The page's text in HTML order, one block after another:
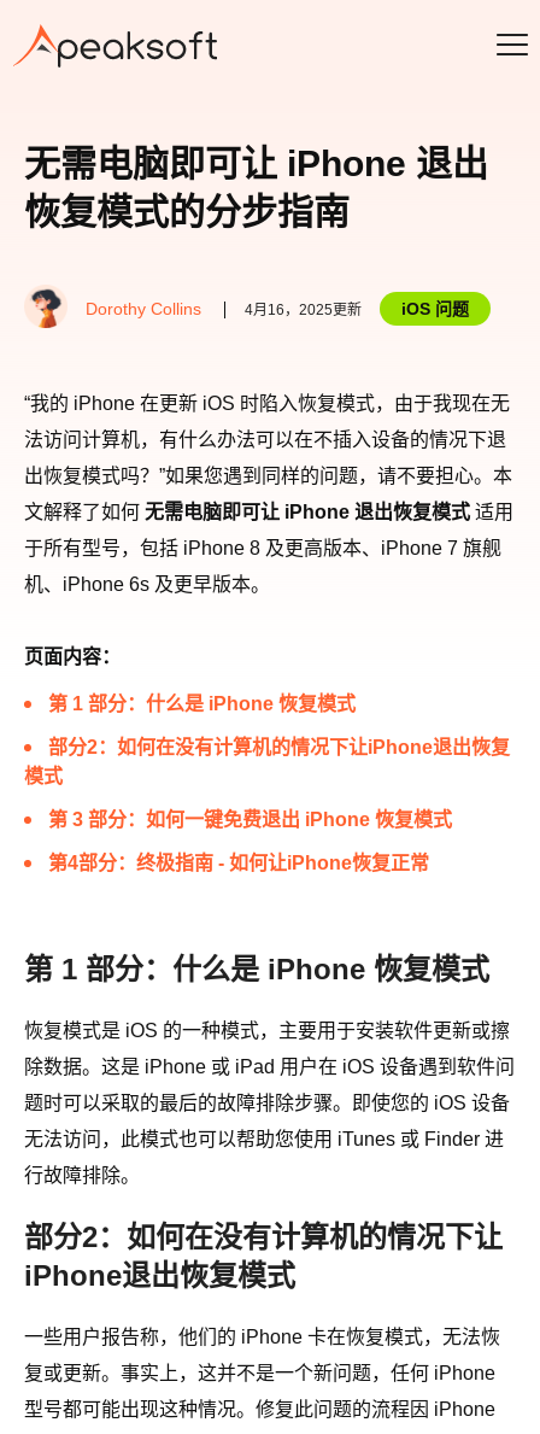
无需电脑即可让 iPhone 退出
恢复模式的分步指南
Dorothy Collins 4月16，2025更新 iOS 问题
“我的 iPhone 在更新 iOS 时陷入恢复模式，由于我现在无
法访问计算机，有什么办法可以在不插入设备的情况下退
出恢复模式吗？”如果您遇到同样的问题，请不要担心。本
文解释了如何 无需电脑即可让 iPhone 退出恢复模式 适用
于所有型号，包括 iPhone 8 及更高版本、iPhone 7 旗舰
机、iPhone 6s 及更早版本。
页面内容：
第 1 部分：什么是 iPhone 恢复模式
部分2：如何在没有计算机的情况下让iPhone退出恢复
模式
第 3 部分：如何一键免费退出 iPhone 恢复模式
第4部分：终极指南 - 如何让iPhone恢复正常
第 1 部分：什么是 iPhone 恢复模式
恢复模式是 iOS 的一种模式，主要用于安装软件更新或擦
除数据。这是 iPhone 或 iPad 用户在 iOS 设备遇到软件问
题时可以采取的最后的故障排除步骤。即使您的 iOS 设备
无法访问，此模式也可以帮助您使用 iTunes 或 Finder 进
行故障排除。
部分2：如何在没有计算机的情况下让
iPhone退出恢复模式
一些用户报告称，他们的 iPhone 卡在恢复模式，无法恢
复或更新。事实上，这并不是一个新问题，任何 iPhone
型号都可能出现这种情况。修复此问题的流程因 iPhone